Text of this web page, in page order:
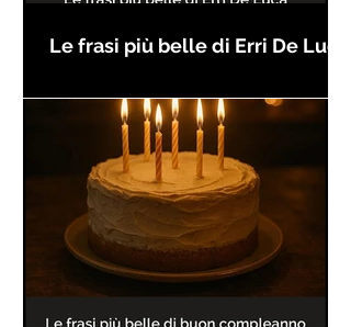
Le frasi più belle di Erri De Luca